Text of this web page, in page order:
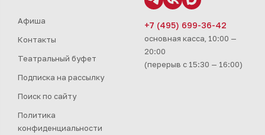
Афиша
Контакты
Театральный буфет
Подписка на рассылку
Поиск по сайту
Политика
конфиденциальности
+7 (495) 699-36-42
основная касса, 10:00 —
20:00
(перерыв с 15:30 — 16:00)